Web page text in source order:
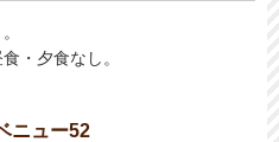
・夕食なし。
ニュー52